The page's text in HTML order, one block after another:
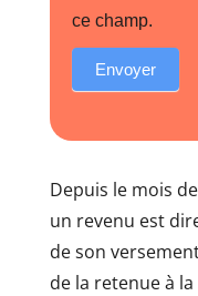
ce champ.
Envoyer
Depuis le mois
un revenu est
de son
de la retenue à